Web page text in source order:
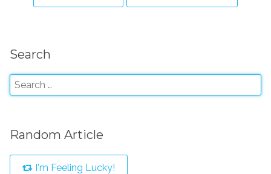
Search
Random Article
I'm Feeling Lucky!